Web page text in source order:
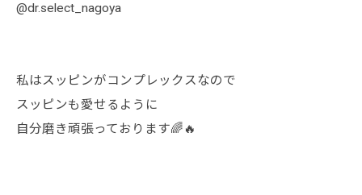
@dr.select_nagoya
私はスッピンがコンプレックスなので
スッピンも愛せるように
自分磨き頑張っております🌈🔥